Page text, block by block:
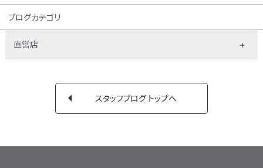
ブログカテゴリ
直営店
スタッフブログ トップへ